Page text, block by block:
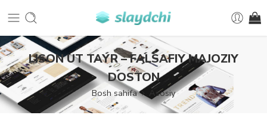
LISON UT TAYR – FALSAFIY MAJOZIY
DOSTON
Bosh sahifa Asosiy